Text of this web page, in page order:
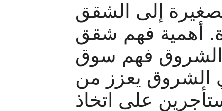
إلى الشقق
أهمية فهم شقق
الشروق فهم سوق
الشروق يعزز من
على اتخاذ